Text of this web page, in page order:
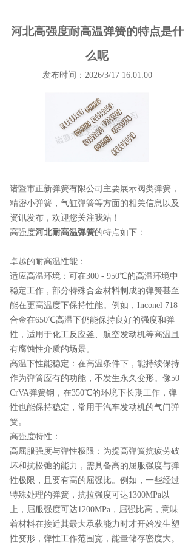
河北高强度耐高温弹簧的特点是什
么呢
发布时间：2026/3/17 16:01:00
诸暨市正新弹簧有限公司主要展示阀类弹簧 ，
精密小弹簧，气缸弹簧等方面的相关信息以及
资讯发布，欢迎您关注我站！
高强度河北耐高温弹簧的特点如下：
卓越的耐高温性能：
适应高温环境：可在300 - 950℃的高温环境中
稳定工作，部分特殊合金材料制成的弹簧甚至
能在更高温度下保持性能。例如，Inconel 718
合金在650℃高温下仍能保持良好的强度和弹
性，适用于化工反应釜、航空发动机等高温且
有腐蚀性介质的场景。
高温下性能稳定：在高温条件下，能持续保持
作为弹簧应有的功能，不发生永久变形。像50
CrVA弹簧钢，在350℃的环境下长期工作，弹
性也能保持稳定，常用于汽车发动机的气门弹
簧。
高强度特性：
高屈服强度与弹性极限：为提高弹簧抗疲劳破
坏和抗松弛的能力，需具备高的屈服强度与弹
性极限，且要有高的屈强比。例如，一些经过
特殊处理的弹簧，抗拉强度可达1300MPa以
上，屈服强度可达1200MPa，屈强比高，意味
着材料在接近其最大承载能力时才开始发生塑
性变形，弹性工作范围宽，能量储存密度大。